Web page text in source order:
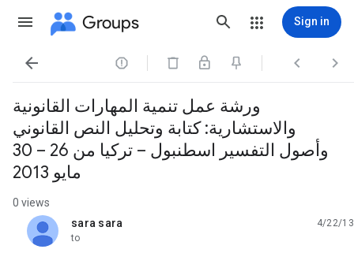
Groups Sign in
   
ورشة عمل تنمية المهارات القانونية
والاستشارية: كتابة وتحليل النص القانوني
وأصول التفسير اسطنبول – تركيا من 26 – 30
مايو 2013
0 views
sara sara
unread,
4/22/13
to